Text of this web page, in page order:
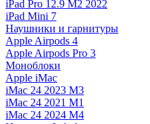
iPad Pro 12.9 M2 2022
iPad Mini 7
Наушники и гарнитуры
Apple Airpods 4
Apple Airpods Pro 3
Моноблоки
Apple iMac
iMac 24 2023 M3
iMac 24 2021 M1
iMac 24 2024 M4